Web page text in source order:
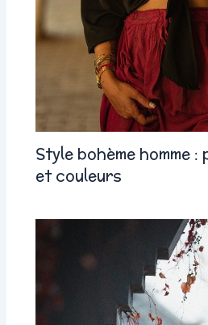
Style bohème homme
et couleurs